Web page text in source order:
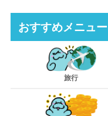
おすすめメニュー
旅行